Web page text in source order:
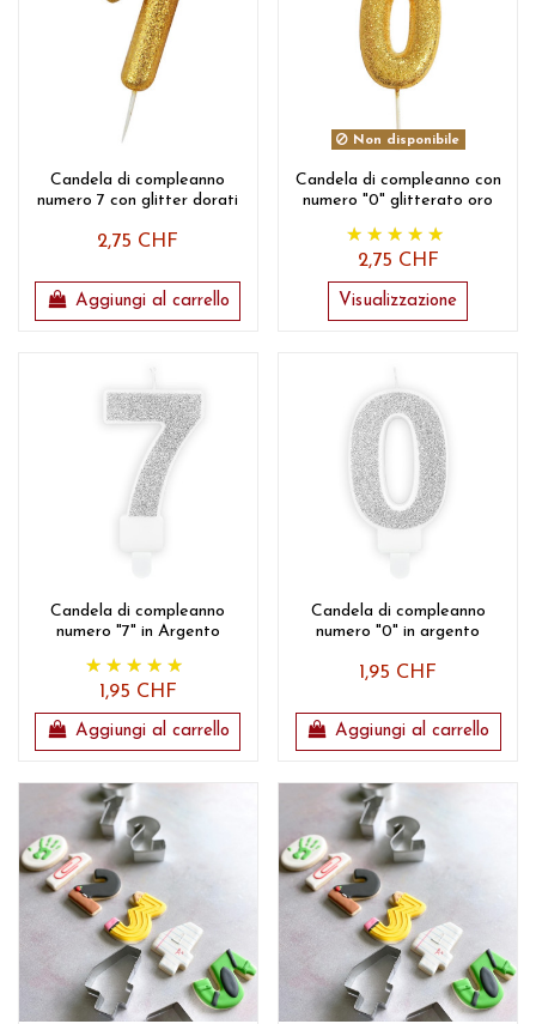
Candela di compleanno
numero 7 con glitter dorati
2,75 CHF
Aggiungi al carrello
Non disponibile
Candela di compleanno con
numero "0" glitterato oro
2,75 CHF
Visualizzazione
Candela di compleanno
numero "7" in Argento
1,95 CHF
Aggiungi al carrello
Candela di compleanno
numero "0" in argento
1,95 CHF
Aggiungi al carrello